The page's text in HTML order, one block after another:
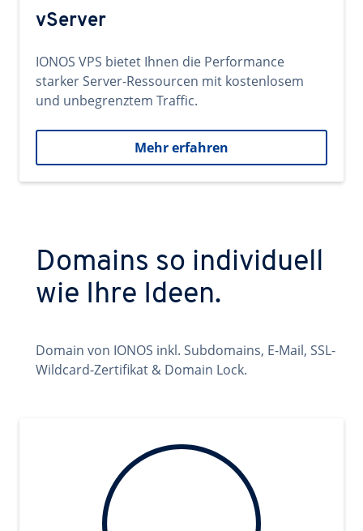
vServer
IONOS VPS bietet Ihnen die Performance
starker Server-Ressourcen mit kostenlosem
und unbegrenztem Traffic.
Mehr erfahren
Domains so individuell
wie Ihre Ideen.
Domain von IONOS inkl. Subdomains, E-Mail, SSL-
Wildcard-Zertifikat & Domain Lock.